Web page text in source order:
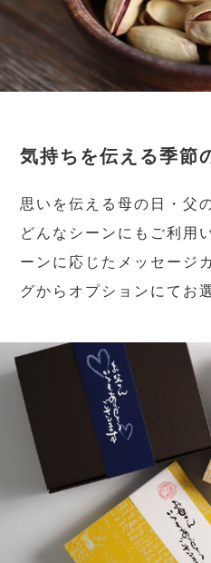
気持ちを伝える季節
思いを伝える母の日・父
どんなシーンにもご利用
ーンに応じたメッセージ
グからオプションにてお